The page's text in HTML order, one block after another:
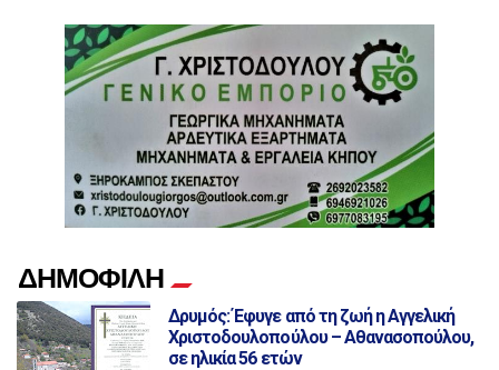
ΔΗΜΟΦΙΛΗ
Δρυμός: Έφυγε από τη ζωή η Αγγελική
Χριστοδουλοπούλου – Αθανασοπούλου,
σε ηλικία 56 ετών